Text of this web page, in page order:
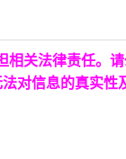
关法律责任。
对信息的真实性